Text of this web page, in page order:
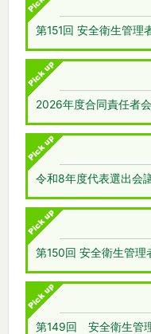
第151回 安全衛生管理
2026年度合同責任者
令和8年度代表選出会
第150回 安全衛生管理
第149回 安全衛生管